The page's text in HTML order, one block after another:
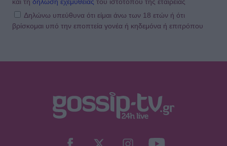
SHOWBIZ
Από την εκκλησία στην ξαπλώστρα:
Καινούργιου με μαγιό και το
Δηλώνω υπεύθυνα ότι είμαι άνω των 18 ετών ή ότι
βρίσκομαι υπό την εποπτεία γονέα ή κηδεμόνα ή επιτρόπου